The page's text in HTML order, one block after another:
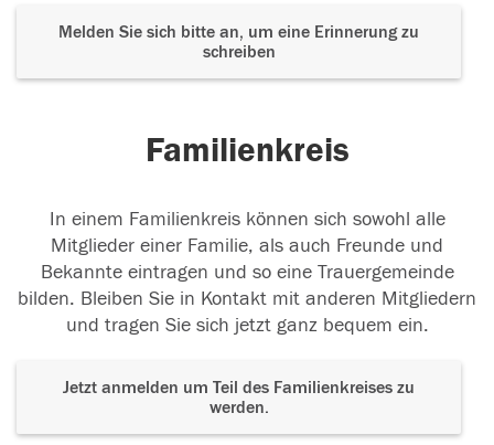
Melden Sie sich bitte an, um eine Erinnerung zu
schreiben
Familienkreis
In einem Familienkreis können sich sowohl alle
Mitglieder einer Familie, als auch Freunde und
Bekannte eintragen und so eine Trauergemeinde
bilden. Bleiben Sie in Kontakt mit anderen Mitgliedern
und tragen Sie sich jetzt ganz bequem ein.
Jetzt anmelden um Teil des Familienkreises zu
werden.